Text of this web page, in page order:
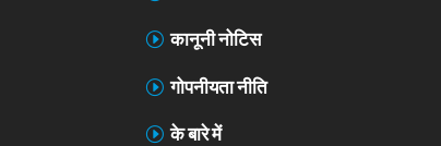
कानूनी नोटिस
गोपनीयता नीति
के बारे में